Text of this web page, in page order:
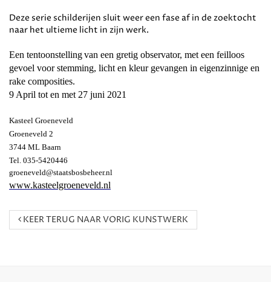
Deze serie schilderijen sluit weer een fase af in de zoektocht
naar het ultieme licht in zijn werk.
Een tentoonstellingvan een gretig observator, met een feilloos
gevoel voor stemming, licht en kleur gevangen in eigenzinnige en
rake composities.
9 April tot en met 27 juni 2021
Kasteel Groeneveld
Groeneveld 2
3744 ML Baarn
Tel. 035-5420446
groeneveld@staatsbosbeheer.nl
www.kasteelgroeneveld.nl
KEER TERUG NAAR VORIG KUNSTWERK